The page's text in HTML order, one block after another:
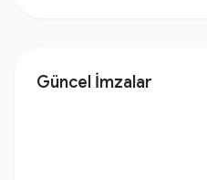
Güncel İmzalar